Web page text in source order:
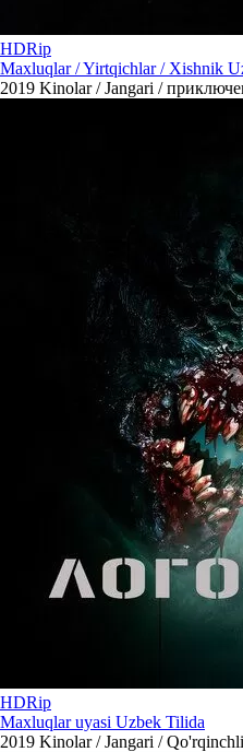
HDRip
Maxluqlar / Yirtqichlar / Xishnik
2019 Kinolar / Jangari /
HDRip
Maxluqlar uyasi Uzbek Tilida
2019 Kinolar / Jangari /